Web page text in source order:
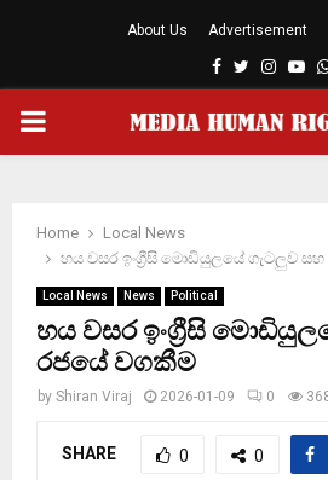
About Us Advertisement
Facebook
Twitter
PRIMARY
Home
Local News
හය වසර ඉංග්‍රීසි මොඩියුලයේ ගැටලුව
Local News News Political
හය වසර ඉංග්‍රීසි
රජයේ වගකීම
by Shiran Viraj 2026-01-09 0
SHARE 0 0